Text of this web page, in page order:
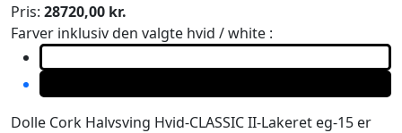
Pris: 28720,00 kr.
Farver inklusiv den valgte hvid / white :
Dolle Cork Halvsving Hvid-CLASSIC II-Lakeret eg-15 er